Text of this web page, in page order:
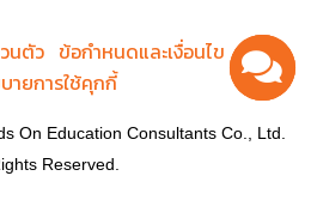
นตัว ข้อกำหนดและเงื่อนไข
ายการใช้คุกกี้
On Education Consultants Co., Ltd.
Reserved.